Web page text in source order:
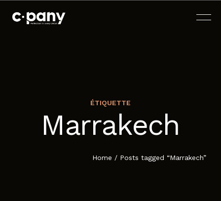
ACCUEIL
ÉTIQUETTE
Marrakech
Home / Posts tagged “Marrakech”